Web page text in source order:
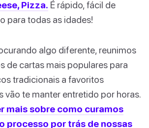
Pizza. É rápido, fácil de
para todas as idades!
algo diferente, reunimos
de cartas mais populares para
tradicionais a favoritos
vão te manter entretido por horas.
mais sobre como curamos
processo por trás de nossas